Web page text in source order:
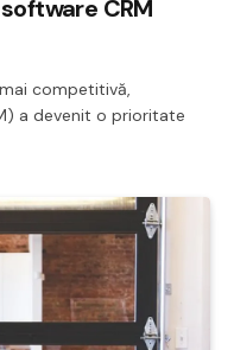
CRM
competitivă,
a devenit o prioritate